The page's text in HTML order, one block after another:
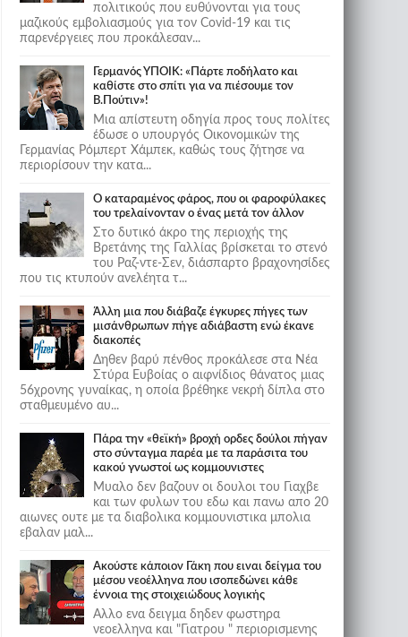
πολιτικούς που ευθύνονται για τους
μαζικούς εμβολιασμούς για τον Covid-19 και τις
παρενέργειες που προκάλεσαν...
Γερμανός ΥΠΟΙΚ: «Πάρτε ποδήλατο και
καθίστε στο σπίτι για να πιέσουμε τον
Β.Πούτιν»!
Μια απίστευτη οδηγία προς τους πολίτες
έδωσε ο υπουργός Οικονομικών της
Γερμανίας Ρόμπερτ Χάμπεκ, καθώς τους ζήτησε να
περιορίσουν την κατα...
Ο καταραμένος φάρος, που οι φαροφύλακες
του τρελαίνονταν ο ένας μετά τον άλλον
Στο δυτικό άκρο της περιοχής της
Βρετάνης της Γαλλίας βρίσκεται το στενό
του Ραζ-ντε-Σεν, διάσπαρτο βραχονησίδες
που τις κτυπούν ανελέητα τ...
Άλλη μια που διάβαζε έγκυρες πήγες των
μισάνθρωπων πήγε αδιάβαστη ενώ έκανε
διακοπές
Δηθεν βαρύ πένθος προκάλεσε στα Νέα
Στύρα Ευβοίας ο αιφνίδιος θάνατος μιας
56χρονης γυναίκας, η οποία βρέθηκε νεκρή δίπλα στο
σταθμευμένο αυ...
Πάρα την «θεϊκή» βροχή ορδες δούλοι πήγαν
στο σύνταγμα παρέα με τα παράσιτα του
κακού γνωστοί ως κομμουνιστες
Μυαλο δεν βαζουν οι δουλοι του Γιαχβε
και των φυλων του εδω και πανω απο 20
αιωνες ουτε με τα διαβολικα κομμουνιστικα μπολια
εβαλαν μαλ...
Ακούστε κάποιον Γάκη που ειναι δείγμα του
μέσου νεοέλληνα που ισοπεδώνει κάθε
έννοια της στοιχειώδους λογικής
Αλλο ενα δειγμα δηδεν φωστηρα
νεοελληνα και "Γιατρου " περιορισμενης